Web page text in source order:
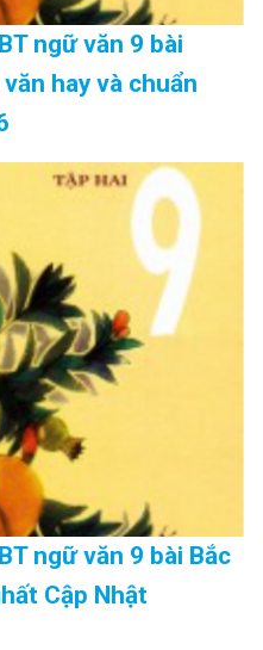
ngữ văn 9 bài
hay và chuẩn
ngữ văn 9 bài Bắc
Cập Nhật